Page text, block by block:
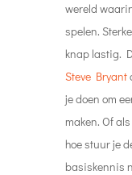
wereld
spelen.
knap lastig.
Steve Bryant
je doen om
maken. Of
hoe stuur je
basiskennis